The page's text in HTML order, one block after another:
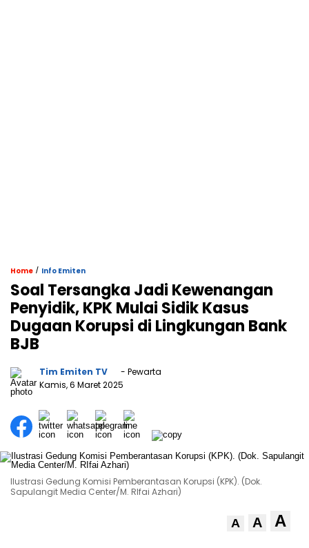
Home / Info Emiten
Soal Tersangka Jadi Kewenangan
Penyidik, KPK Mulai Sidik Kasus
Dugaan Korupsi di Lingkungan Bank
BJB
Tim Emiten TV
- Pewarta
Kamis, 6 Maret 2025
Ilustrasi Gedung Komisi Pemberantasan Korupsi (KPK). (Dok.
Sapulangit Media Center/M. RIfai Azhari)
A A A